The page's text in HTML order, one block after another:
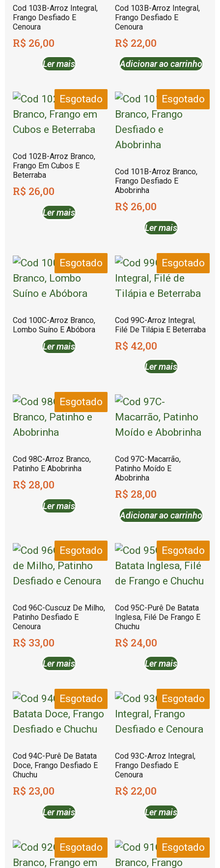
Cod 103B-Arroz Integral,
Frango Desfiado E
Cenoura
R$ 26,00
Ler mais
Cod 103B-Arroz Integral,
Frango Desfiado E
Cenoura
R$ 22,00
Adicionar ao carrinho
Esgotado
Cod 102B-Arroz Branco,
Frango Em Cubos E
Beterraba
R$ 26,00
Ler mais
Esgotado
Cod 101B-Arroz Branco,
Frango Desfiado E
Abobrinha
R$ 26,00
Ler mais
Esgotado
Cod 100C-Arroz Branco,
Lombo Suíno E Abóbora
Ler mais
Esgotado
Cod 99C-Arroz Integral,
Filé De Tilápia E Beterraba
R$ 42,00
Ler mais
Esgotado
Cod 98C-Arroz Branco,
Patinho E Abobrinha
R$ 28,00
Ler mais
Cod 97C-Macarrão,
Patinho Moído E
Abobrinha
R$ 28,00
Adicionar ao carrinho
Esgotado
Cod 96C-Cuscuz De Milho,
Patinho Desfiado E
Cenoura
R$ 33,00
Ler mais
Esgotado
Cod 95C-Purê De Batata
Inglesa, Filé De Frango E
Chuchu
R$ 24,00
Ler mais
Esgotado
Cod 94C-Purê De Batata
Doce, Frango Desfiado E
Chuchu
R$ 23,00
Ler mais
Esgotado
Cod 93C-Arroz Integral,
Frango Desfiado E
Cenoura
R$ 22,00
Ler mais
Esgotado Esgotado